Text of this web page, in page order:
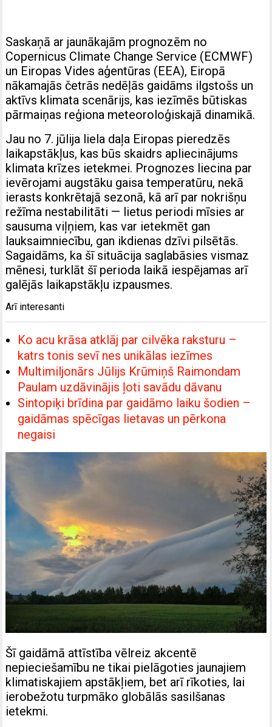
Saskaņā ar jaunākajām prognozēm no
Copernicus Climate Change Service (ECMWF)
un Eiropas Vides aģentūras (EEA), Eiropā
nākamajās četrās nedēļās gaidāms ilgstošs un
aktīvs klimata scenārijs, kas iezīmēs būtiskas
pārmaiņas reģiona meteoroloģiskajā dinamikā.
Jau no 7. jūlija liela daļa Eiropas pieredzēs
laikapstākļus, kas būs skaidrs apliecinājums
klimata krīzes ietekmei. Prognozes liecina par
ievērojami augstāku gaisa temperatūru, nekā
ierasts konkrētajā sezonā, kā arī par nokrišņu
režīma nestabilitāti — lietus periodi mīsies ar
sausuma viļņiem, kas var ietekmēt gan
lauksaimniecību, gan ikdienas dzīvi pilsētās.
Sagaidāms, ka šī situācija saglabāsies vismaz
mēnesi, turklāt šī perioda laikā iespējamas arī
galējās laikapstākļu izpausmes.
Arī interesanti
Ko acu krāsa atklāj par cilvēka raksturu –
katrs tonis sevī nes unikālas iezīmes
Multimiljonārs Jūlijs Krūmiņš Raimondam
Paulam uzdāvinājis ļoti savādu dāvanu
Sintopiķi brīdina par gaidāmo laiku šodien –
gaidāmas spēcīgas lietavas un pērkona
negaisi
Šī gaidāmā attīstība vēlreiz akcentē
nepieciešamību ne tikai pielāgoties jaunajiem
klimatiskajiem apstākļiem, bet arī rīkoties, lai
ierobežotu turpmāko globālās sasilšanas
ietekmi.